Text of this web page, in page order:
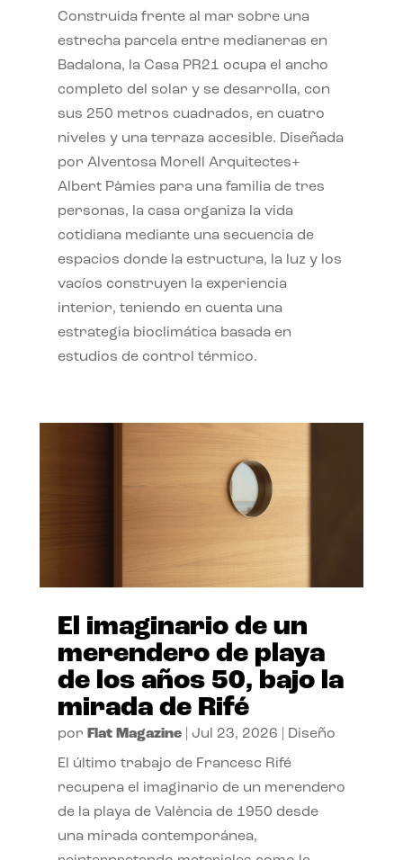
Construida frente al mar sobre una
estrecha parcela entre medianeras en
Badalona, la Casa PR21 ocupa el ancho
completo del solar y se desarrolla, con
sus 250 metros cuadrados, en cuatro
niveles y una terraza accesible. Diseñada
por Alventosa Morell Arquitectes+
Albert Pàmies para una familia de tres
personas, la casa organiza la vida
cotidiana mediante una secuencia de
espacios donde la estructura, la luz y los
vacíos construyen la experiencia
interior, teniendo en cuenta una
estrategia bioclimática basada en
estudios de control térmico.
El imaginario de un
merendero de playa
de los años 50, bajo la
mirada de Rifé
por Flat Magazine| Jul 23, 2026 Diseño
El último trabajo de Francesc Rifé
recupera el imaginario de un merendero
de la playa de València de 1950 desde
una mirada contemporánea,